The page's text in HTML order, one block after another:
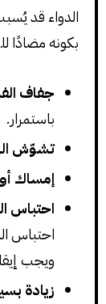
الدواء قد
بكونه مضادًا
جفاف
باستمرار.
تشوّش
إمساك أو
احتباس
احتباس
ويجب
زيادة